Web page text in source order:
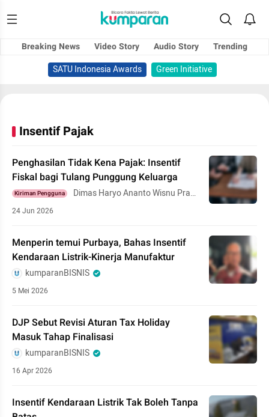
Breaking News Video Story Audio Story
Trending
SATU Indonesia Awards
Green Initiative
Insentif Pajak
Penghasilan Tidak Kena Pajak: Insentif
Fiskal bagi Tulang Punggung Keluarga
Kiriman Pengguna
Dimas Haryo Ananto Wisnu Prad
24 Jun 2026
Menperin temui Purbaya, Bahas Insentif
Kendaraan Listrik-Kinerja Manufaktur
kumparanBISNIS
5 Mei 2026
DJP Sebut Revisi Aturan Tax Holiday
Masuk Tahap Finalisasi
kumparanBISNIS
16 Apr 2026
Insentif Kendaraan Listrik Tak Boleh Tanpa